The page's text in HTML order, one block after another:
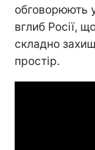
обговорюють
вглиб Росії,
складно
простір.